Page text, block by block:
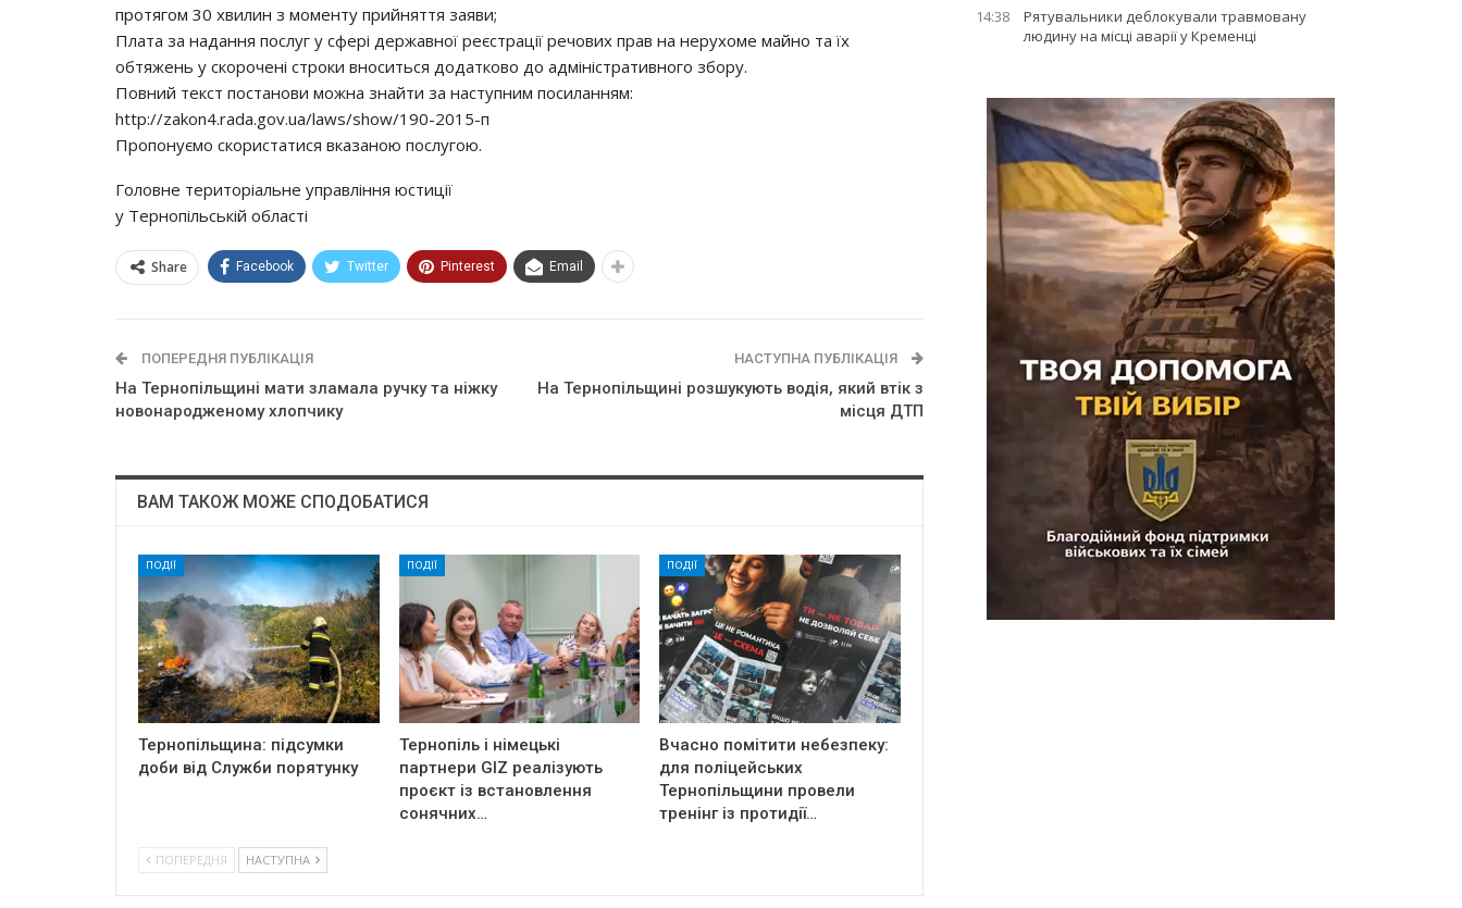
протягом 30 хвилин з моменту прийняття заяви;
Плата за надання послуг у сфері державної реєстрації речових прав на нерухоме майно та їх
обтяжень у скорочені строки вноситься додатково до адміністративного збору.
Повний текст постанови можна знайти за наступним посиланням:
http://zakon4.rada.gov.ua/laws/show/190-2015-п
Пропонуємо скористатися вказаною послугою.
Головне територіальне управління юстиції
у Тернопільській області
Share Facebook Twitter Pinterest Email
ПОПЕРЕДНЯ ПУБЛІКАЦІЯ
На Тернопільщині мaти злaмaлa pyчкy тa нiжкy
новонародженому хлопчику
НАСТУПНА ПУБЛІКАЦІЯ
На Тернопільщині розшукують водія, який втiк з
мicця ДТП
ВАМ ТАКОЖ МОЖЕ СПОДОБАТИСЯ
ПОДІЇ
Тернопільщина: підсумки
доби від Служби порятунку
ПОДІЇ
Тернопіль і німецькі
партнери GIZ реалізують
проєкт із встановлення
сонячних…
ПОДІЇ
Вчасно помітити небезпеку:
для поліцейських
Тернопільщини провели
тренінг із протидії…
ПОПЕРЕДНЯ НАСТУПНА
14:38
Рятувальники деблокували травмовану
людину на місці аварії у Кременці